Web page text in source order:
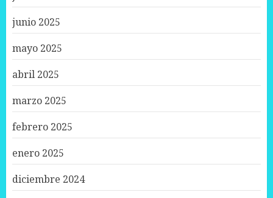
junio 2025
mayo 2025
abril 2025
marzo 2025
febrero 2025
enero 2025
diciembre 2024